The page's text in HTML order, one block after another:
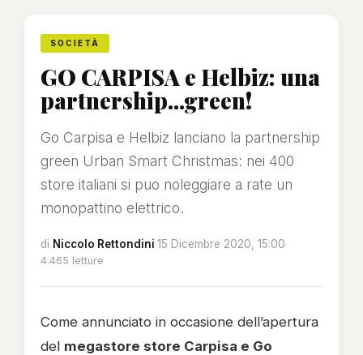
SOCIETÀ
GO CARPISA e Helbiz: una
partnership...green!
Go Carpisa e Helbiz lanciano la partnership
green Urban Smart Christmas: nei 400
store italiani si puo noleggiare a rate un
monopattino elettrico.
di Niccolo Rettondini·15 Dicembre 2020, 15:00·
4.465 letture
Come annunciato in occasione dell’apertura
del megastore store Carpisa e Go